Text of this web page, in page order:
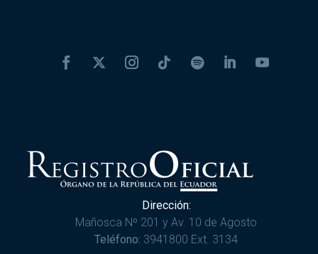
Dirección:
Mañosca Nº 201 y Av. 10 de Agosto
Teléfono: 3941800 Ext. 3134